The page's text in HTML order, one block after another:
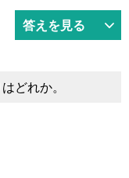
答えを見る
どれか。